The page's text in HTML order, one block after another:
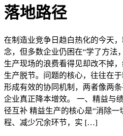
落地路径
在制造业竞争日趋白热化的今天
念，但多数企业仍困在“学了方
生产现场的浪费看得见却改不掉
生产脱节。问题的核心，往往在
形成有效的协同机制，两者像两
企业真正降本增效。 一、精益与
径互补 精益生产的核心是“消除一
程、减少冗余环节，实 […]